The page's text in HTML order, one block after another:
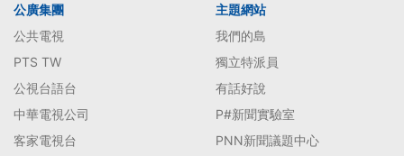
公廣集團
公共電視
PTS TW
公視台語台
中華電視公司
客家電視台
主題網站
我們的島
獨立特派員
有話好說
P#新聞實驗室
PNN新聞議題中心